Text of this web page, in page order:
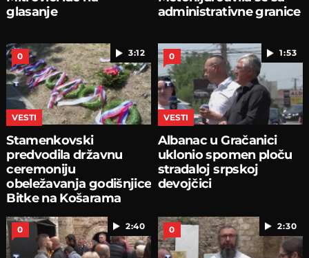
glasanje
administrativne granice
3:12
0
VESTI
Stamenkovski
predvodila državnu
ceremoniju
obeležavanja godišnjice
Bitke na Košarama
1:53
0
VESTI
Albanac u Gračanici
uklonio spomen ploču
stradaloj srpskoj
devojčici
2:40
0 2:30
0